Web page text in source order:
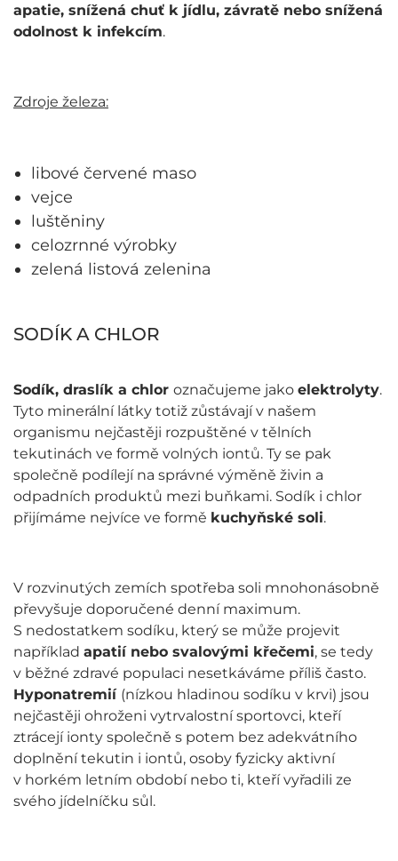
apatie, snížená chuť k jídlu, závratě nebo snížená
odolnost k infekcím.
Zdroje železa:
libové červené maso
vejce
luštěniny
celozrnné výrobky
zelená listová zelenina
SODÍK A CHLOR
Sodík, draslík a chlor označujeme jako elektrolyty.
Tyto minerální látky totiž zůstávají v našem
organismu nejčastěji rozpuštěné v tělních
tekutinách ve formě volných iontů. Ty se pak
společně podílejí na správné výměně živin a
odpadních produktů mezi buňkami. Sodík i chlor
přijímáme nejvíce ve formě kuchyňské soli.
V rozvinutých zemích spotřeba soli mnohonásobně
převyšuje doporučené denní maximum.
S nedostatkem sodíku, který se může projevit
například apatií nebo svalovými křečemi, se tedy
v běžné zdravé populaci nesetkáváme příliš často.
Hyponatremií (nízkou hladinou sodíku v krvi) jsou
nejčastěji ohroženi vytrvalostní sportovci, kteří
ztrácejí ionty společně s potem bez adekvátního
doplnění tekutin i iontů, osoby fyzicky aktivní
v horkém letním období nebo ti, kteří vyřadili ze
svého jídelníčku sůl.